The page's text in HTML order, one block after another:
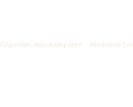
Organiser des obsèques Marbrerie